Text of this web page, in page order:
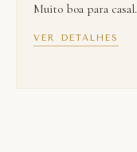
Muito boa para casal.
VER DETALHES